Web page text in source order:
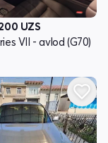
UZS
VII - avlod (G70)